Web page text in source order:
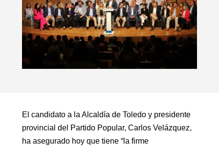
El candidato a la Alcaldía de Toledo y presidente
provincial del Partido Popular, Carlos Velázquez,
ha asegurado hoy que tiene “la firme